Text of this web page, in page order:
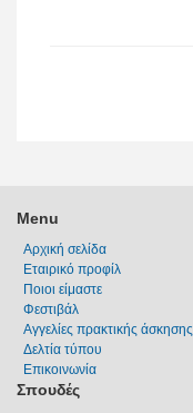
Menu
Αρχική σελίδα
Εταιρικό προφίλ
Ποιοι είμαστε
Φεστιβάλ
Αγγελίες πρακτικής άσκησης
Δελτία τύπου
Επικοινωνία
Σπουδές